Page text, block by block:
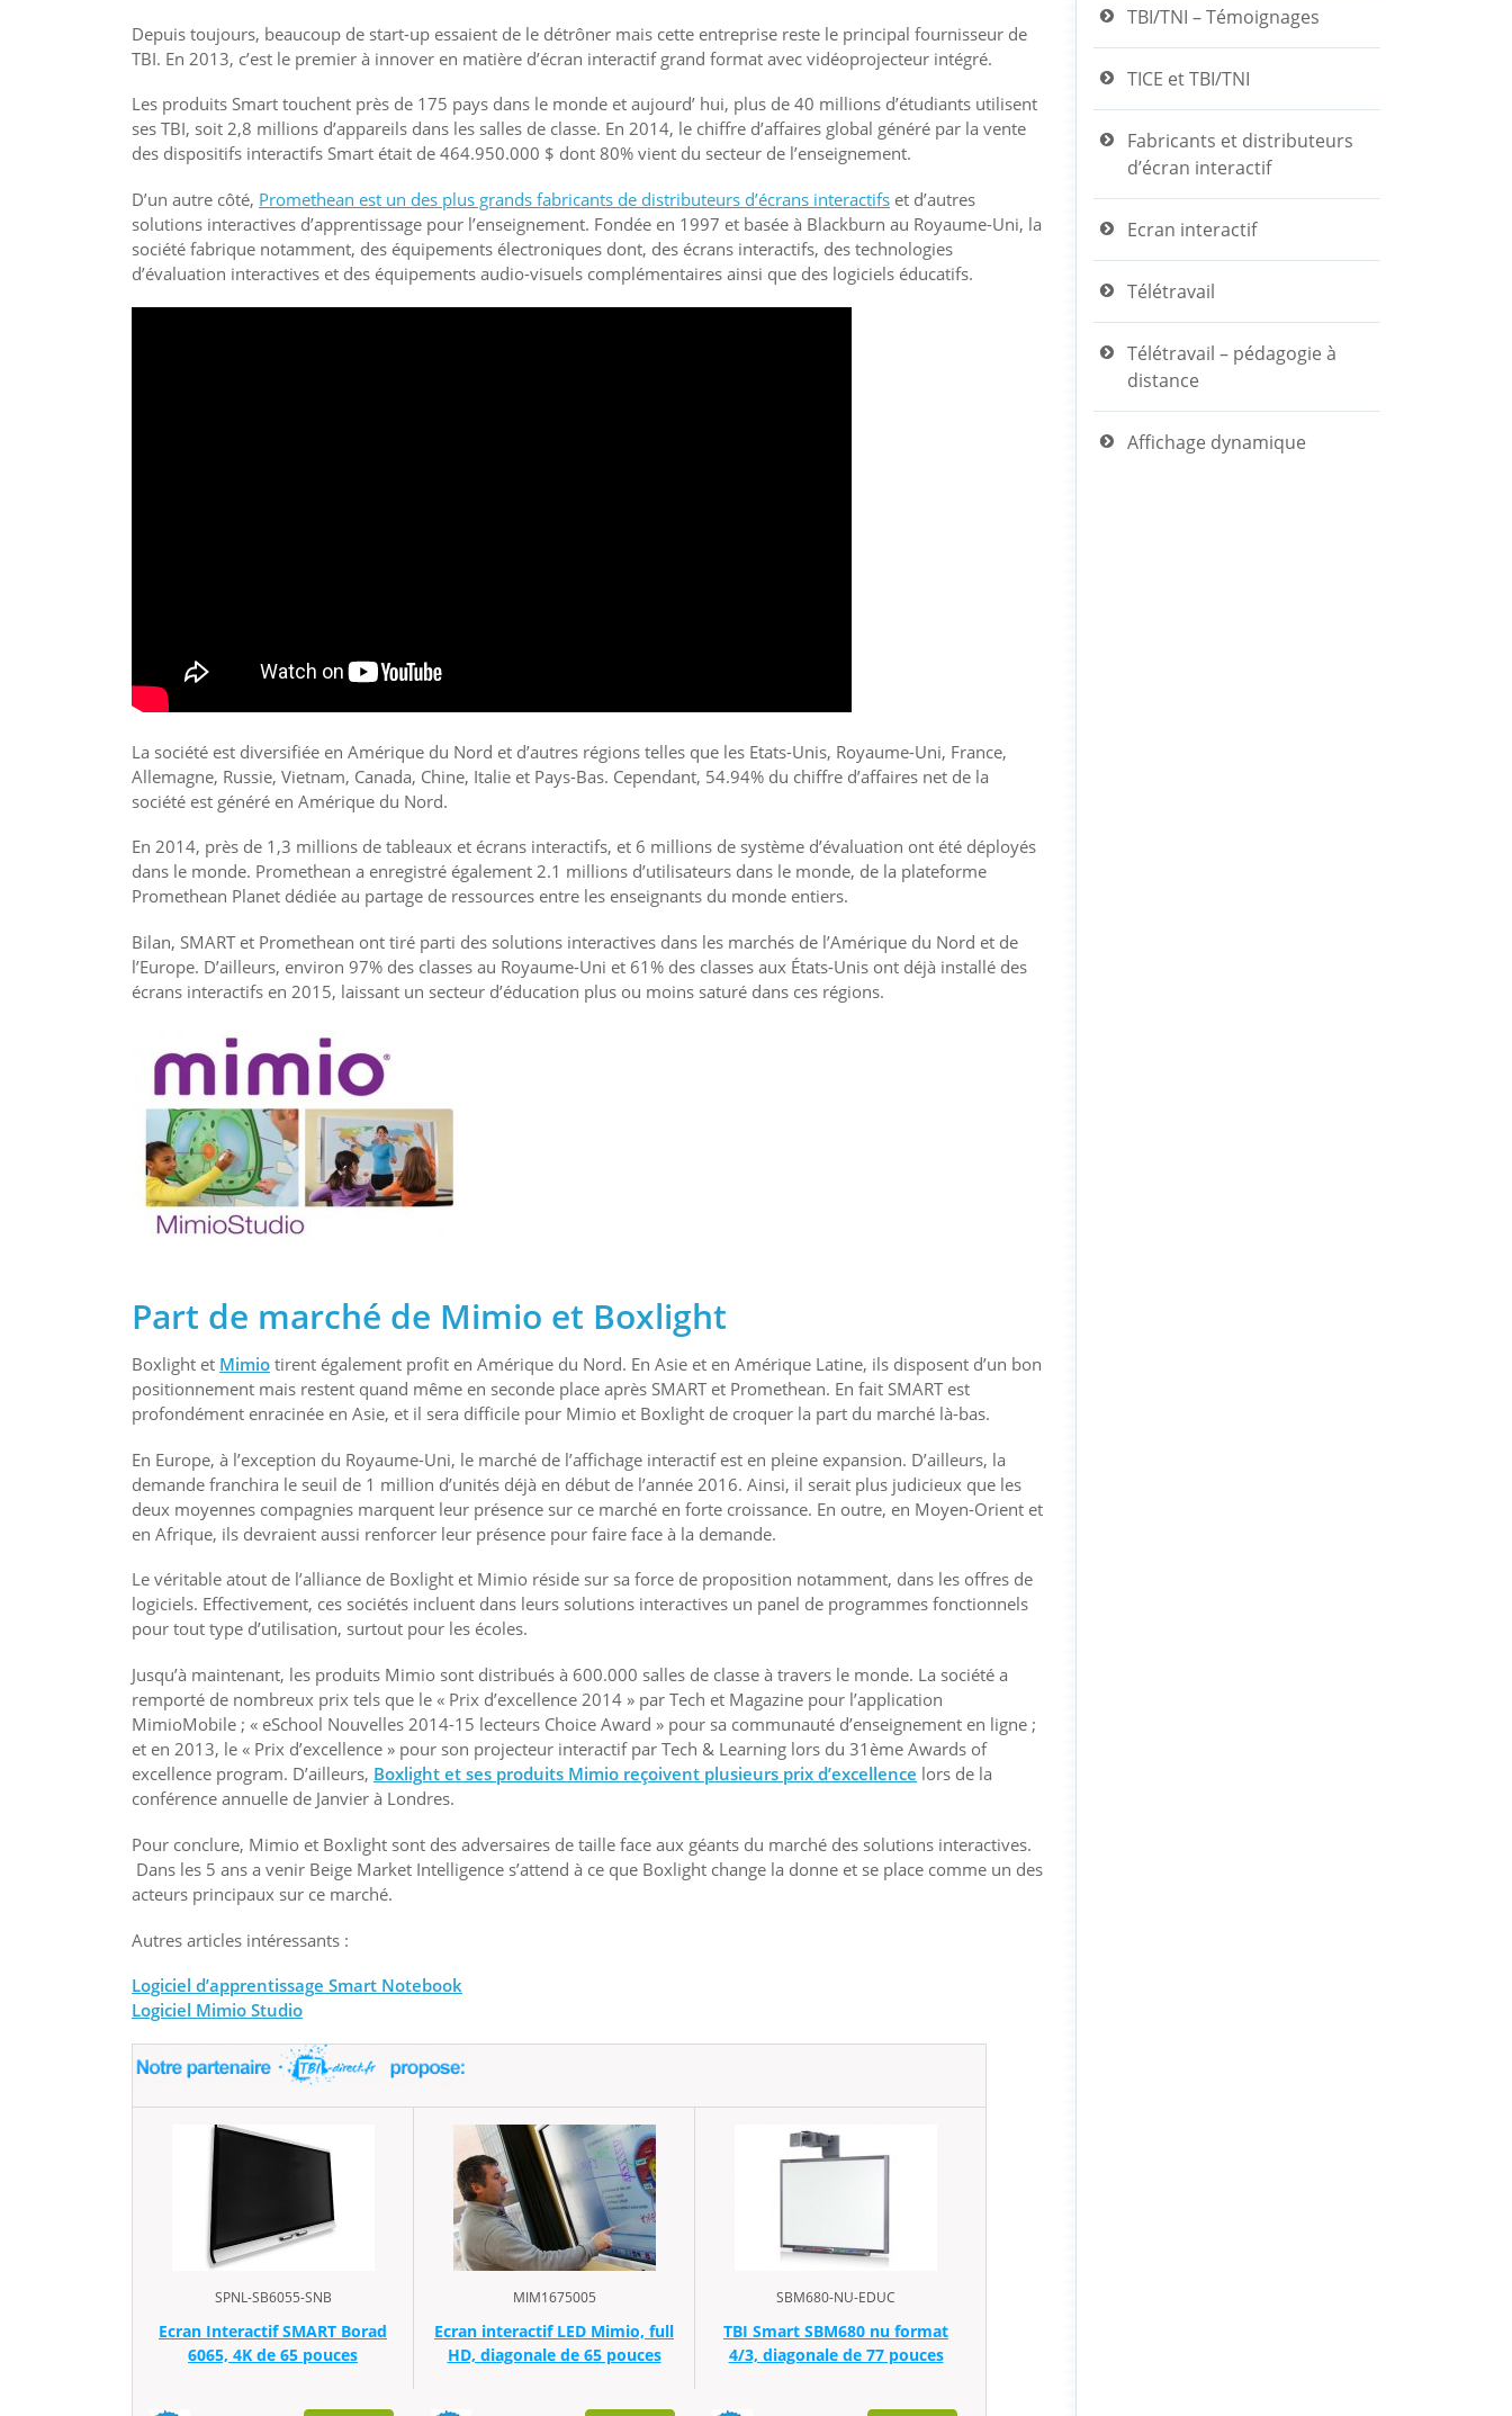
Depuis toujours, beaucoup de start-up essaient de le détrôner mais cette entreprise reste le principal fournisseur de
TBI. En 2013, c’est le premier à innover en matière d’écran interactif grand format avec vidéoprojecteur intégré.
Les produits Smart touchent près de 175 pays dans le monde et aujourd’ hui, plus de 40 millions d’étudiants utilisent
ses TBI, soit 2,8 millions d’appareils dans les salles de classe. En 2014, le chiffre d’affaires global généré par la vente
des dispositifs interactifs Smart était de 464.950.000 $ dont 80% vient du secteur de l’enseignement.
D’un autre côté, Promethean est un des plus grands fabricants de distributeurs d’écrans interactifs et d’autres
solutions interactives d’apprentissage pour l’enseignement. Fondée en 1997 et basée à Blackburn au Royaume-Uni, la
société fabrique notamment, des équipements électroniques dont, des écrans interactifs, des technologies
d’évaluation interactives et des équipements audio-visuels complémentaires ainsi que des logiciels éducatifs.
La société est diversifiée en Amérique du Nord et d’autres régions telles que les Etats-Unis, Royaume-Uni, France,
Allemagne, Russie, Vietnam, Canada, Chine, Italie et Pays-Bas. Cependant, 54.94% du chiffre d’affaires net de la
société est généré en Amérique du Nord.
En 2014, près de 1,3 millions de tableaux et écrans interactifs, et 6 millions de système d’évaluation ont été déployés
dans le monde. Promethean a enregistré également 2.1 millions d’utilisateurs dans le monde, de la plateforme
Promethean Planet dédiée au partage de ressources entre les enseignants du monde entiers.
Bilan, SMART et Promethean ont tiré parti des solutions interactives dans les marchés de l’Amérique du Nord et de
l’Europe. D’ailleurs, environ 97% des classes au Royaume-Uni et 61% des classes aux États-Unis ont déjà installé des
écrans interactifs en 2015, laissant un secteur d’éducation plus ou moins saturé dans ces régions.
Part de marché de Mimio et Boxlight
Boxlight et Mimio tirent également profit en Amérique du Nord. En Asie et en Amérique Latine, ils disposent d’un bon
positionnement mais restent quand même en seconde place après SMART et Promethean. En fait SMART est
profondément enracinée en Asie, et il sera difficile pour Mimio et Boxlight de croquer la part du marché là-bas.
En Europe, à l’exception du Royaume-Uni, le marché de l’affichage interactif est en pleine expansion. D’ailleurs, la
demande franchira le seuil de 1 million d’unités déjà en début de l’année 2016. Ainsi, il serait plus judicieux que les
deux moyennes compagnies marquent leur présence sur ce marché en forte croissance. En outre, en Moyen-Orient et
en Afrique, ils devraient aussi renforcer leur présence pour faire face à la demande.
Le véritable atout de l’alliance de Boxlight et Mimio réside sur sa force de proposition notamment, dans les offres de
logiciels. Effectivement, ces sociétés incluent dans leurs solutions interactives un panel de programmes fonctionnels
pour tout type d’utilisation, surtout pour les écoles.
Jusqu’à maintenant, les produits Mimio sont distribués à 600.000 salles de classe à travers le monde. La société a
remporté de nombreux prix tels que le « Prix d’excellence 2014 » par Tech et Magazine pour l’application
MimioMobile ; « eSchool Nouvelles 2014-15 lecteurs Choice Award » pour sa communauté d’enseignement en ligne ;
et en 2013, le « Prix d’excellence » pour son projecteur interactif par Tech & Learning lors du 31ème Awards of
excellence program. D’ailleurs, Boxlight et ses produits Mimio reçoivent plusieurs prix d’excellence lors de la
conférence annuelle de Janvier à Londres.
Pour conclure, Mimio et Boxlight sont des adversaires de taille face aux géants du marché des solutions interactives.
Dans les 5 ans a venir Beige Market Intelligence s’attend à ce que Boxlight change la donne et se place comme un des
acteurs principaux sur ce marché.
Autres articles intéressants :
Logiciel d’apprentissage Smart Notebook
Logiciel Mimio Studio
SPNL-SB6055-SNB
Ecran Interactif SMART Borad
6065, 4K de 65 pouces
MIM1675005
Ecran interactif LED Mimio, full
HD, diagonale de 65 pouces
SBM680-NU-EDUC
TBI Smart SBM680 nu format
4/3, diagonale de 77 pouces
TBI/TNI – Témoignages
TICE et TBI/TNI
Fabricants et distributeurs
d’écran interactif
Ecran interactif
Télétravail
Télétravail – pédagogie à
distance
Affichage dynamique